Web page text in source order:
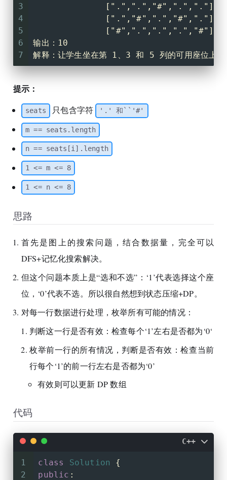
3
4
5
6
7
              [".",".","#",".","."],
              [".","#",".","#","."],
              ["#",".",".",".","#"]]
输出：10
解释：让学生坐在第 1、3 和 5 列的可用座位上。
提示：
seats 只包含字符 '.' 和``'#'
m == seats.length
n == seats[i].length
1 <= m <= 8
1 <= n <= 8
思路
首先是图上的搜索问题，结合数据量，完全可以
DFS+记忆化搜索解决。
但这个问题本质上是“选和不选”：‘1’代表选择这个座
位，‘0’代表不选。所以很自然想到状态压缩+DP。
对每一行数据进行处理，枚举所有可能的情况：
判断这一行是否有效：检查每个‘1’左右是否都为‘0‘
枚举前一行的所有情况，判断是否有效：检查当前
行每个‘1’的前一行左右是否都为‘0’
有效则可以更新 DP 数组
代码
C++
1
2
class Solution
{
public :